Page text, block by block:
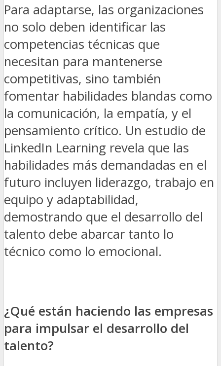
Para adaptarse, las organizaciones
no solo deben identificar las
competencias técnicas que
necesitan para mantenerse
competitivas, sino también
fomentar habilidades blandas como
la comunicación, la empatía, y el
pensamiento crítico. Un estudio de
LinkedIn Learning revela que las
habilidades más demandadas en el
futuro incluyen liderazgo, trabajo en
equipo y adaptabilidad,
demostrando que el desarrollo del
talento debe abarcar tanto lo
técnico como lo emocional.
¿Qué están haciendo las empresas
para impulsar el desarrollo del
talento?